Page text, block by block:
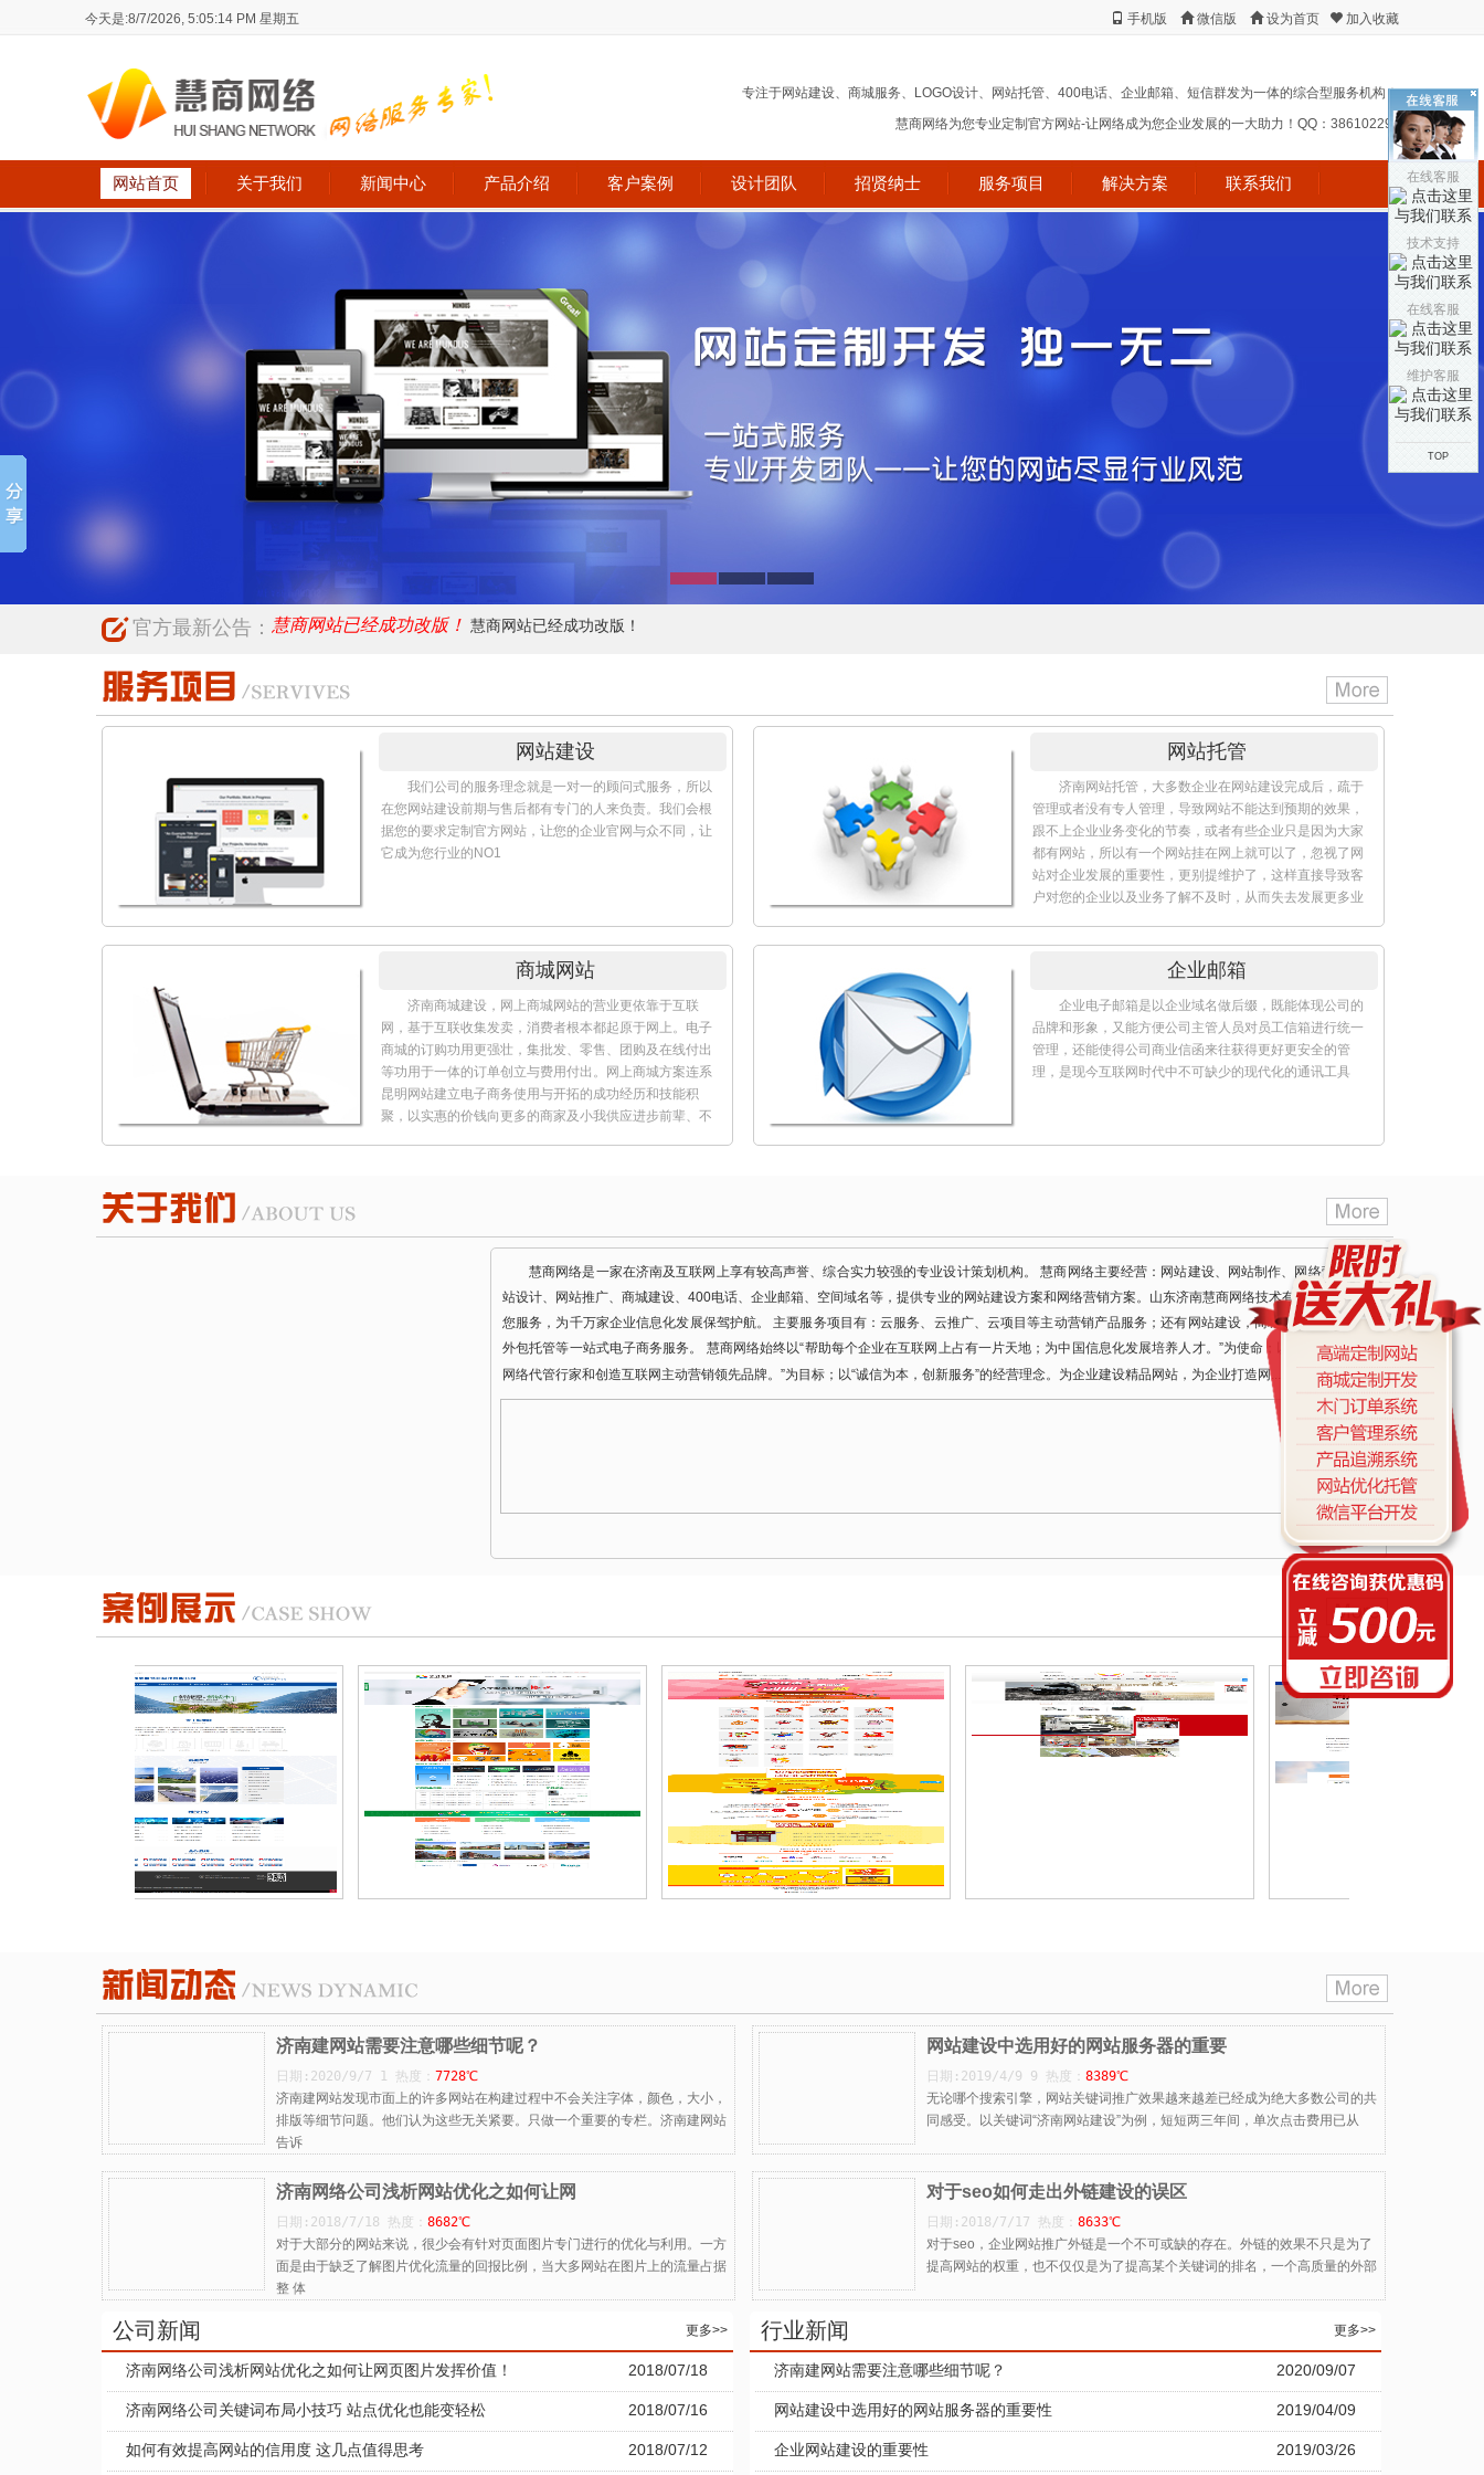
今天是:8/7/2026, 5:05:14 PM 星期五 手机版 微信版 设为首页 加入收藏
专注于网站建设、商城服务、LOGO设计、网站托管、400电话、企业邮箱、短信群发为一体的综合型服务机构！
慧商网络为您专业定制官方网站-让网络成为您企业发展的一大助力！QQ：38610229 !
网站首页 关于我们 新闻中心 产品介绍 客户案例 设计团队 招贤纳士 服务项目 解决方案 联系我们
1 3
官方最新公告：
慧商网站已经成功改版！
慧商网站已经成功改版！ 慧商网站已经成功改版！
慧商网站已经成功改版！
户对您的企业以及业务了解不及时，从而失去发展更多业
商城的订购功用更强壮，集批发、零售、团购及在线付出
等功用于一体的订单创立与费用付出。网上商城方案连系
聚，以实惠的价钱向更多的商家及小我供应进步前辈、不
企业邮箱
企业电子邮箱是以企业域名做后缀，既能体现公司的
管理，还能使得公司商业信函来往获得更好更安全的管
理，是现今互联网时代中不可缺少的现代化的通讯工具
400电话
济南400电话的优势1.提升企业形象。会让更多客户熟
知使用400的商家。2.电话不战线。特有的呼转功能，能让
您随意管理自己的电话。更加不会发生流失客户的现象。
语音导航系统会让您的客户找到想联络的人。3.带来更多客
户。400电话是企业和个人均摊付费，为客户支付了长途
费，带来更多潜在客户。4.系统的管理自己的连锁。如果各
地有连锁的话，用一个400电话作为总机，指引客户找到想
要的连锁店。5.详细的消费清单。在后台系统，您可以看到
客户档案管理系统怎么选？你好，客户资料管理对于
公司来说很重要，客户资料管理如果不恰当的话，可能会
用一款好的客户资料管理软件非常重要
域名注册
注册域名，为企业在Internet上建立信息宣传中心奠定
的公司名或商标名作为域名。
空间与主机
现在在国内做网站选择国内空间都要求先备案才能做
网站，而且按照工信部的要求是先备案再接入。一来手续
网站建设
我们公司的服务理念就是一对一的顾问式服务，所以
在您网站建设前期与售后都有专门的人来负责。我们会根
据您的要求定制官方网站，让您的企业官网与众不同，让
它成为您行业的NO1
网站托管
济南网站托管，大多数企业在网站建设完成后，疏于
管理或者没有专人管理，导致网站不能达到预期的效果，
跟不上企业业务变化的节奏，或者有些企业只是因为大家
都有网站，所以有一个网站挂在网上就可以了，忽视了网
站对企业发展的重要性，更别提维护了，这样直接导致客
户对您的企业以及业务了解不及时，从而失去发展更多业
活您的业务，选择了企业向前发展。
商城网站
济南商城建设，网上商城网站的营业更依靠于互联
网，基于互联收集发卖，消费者根本都起原于网上。电子
商城的订购功用更强壮，集批发、零售、团购及在线付出
等功用于一体的订单创立与费用付出。网上商城方案连系
昆明网站建立电子商务使用与开拓的成功经历和技能积
聚，以实惠的价钱向更多的商家及小我供应进步前辈、不
企业邮箱
企业电子邮箱是以企业域名做后缀，既能体现公司的
品牌和形象，又能方便公司主管人员对员工信箱进行统一
管理，还能使得公司商业信函来往获得更好更安全的管
理，是现今互联网时代中不可缺少的现代化的通讯工具
知使用400的商家。2.电话不战线。特有的呼转功能，能让
您随意管理自己的电话。更加不会发生流失客户的现象。
语音导航系统会让您的客户找到想联络的人。3.带来更多客
户。400电话是企业和个人均摊付费，为客户支付了长途
地有连锁的话，用一个400电话作为总机，指引客户找到想
要的连锁店。5.详细的消费清单。在后台系统，您可以看到
详细的消费记录，来电时间，来电号码，已接电话，通话
客户档案管理系统怎么选？你好，客户资料管理对于
公司来说很重要，客户资料管理如果不恰当的话，可能会
导致很多客户流失，可能会直接影响公司的效益，所以选
用一款好的客户资料管理软件非常重要
现在在国内做网站选择国内空间都要求先备案才能做
网站，而且按照工信部的要求是先备案再接入。一来手续
繁琐，二是备案时间漫长，虽然国内也有一些代理备案的
个人和公司，但是价格昂贵，一般都在200元左右， 对做
站群的朋友来说，成本非常高，所以很多站长宁愿选择海
慧商网络是一家在济南及互联网上享有较高声誉、综合实力较强的专业设计策划机构。 慧商网络主要经营：网站建设、网站制作、网络营销，网
站设计、网站推广、商城建设、400电话、企业邮箱、空间域名等，提供专业的网站建设方案和网络营销方案。山东济南慧商网络技术有限公司真诚为
您服务，为千万家企业信息化发展保驾护航。 主要服务项目有：云服务、云推广、云项目等主动营销产品服务；还有网站建设，商城开发运营，网站
外包托管等一站式电子商务服务。 慧商网络始终以“帮助每个企业在互联网上占有一片天地；为中国信息化发展培养人才。”为使命；以“做中国杰出的
网络代管行家和创造互联网主动营销领先品牌。”为目标；以“诚信为本，创新服务”的经营理念。为企业建设精品网站，为企业打造网......
[详细]
济南建网站需要注意哪些细节呢？
日期:2020/9/7 1 热度： 7728℃
济南建网站发现市面上的许多网站在构建过程中不会关注字体，颜色，大小，
排版等细节问题。他们认为这些无关紧要。只做一个重要的专栏。济南建网站
告诉
网站建设中选用好的网站服务器的重要
日期:2019/4/9 9 热度： 8389℃
无论哪个搜索引擎，网站关键词推广效果越来越差已经成为绝大多数公司的共
同感受。以关键词“济南网站建设”为例，短短两三年间，单次点击费用已从
济南网络公司浅析网站优化之如何让网
日期:2018/7/18 热度： 8682℃
对于大部分的网站来说，很少会有针对页面图片专门进行的优化与利用。一方
面是由于缺乏了解图片优化流量的回报比例，当大多网站在图片上的流量占据
整 体
对于seo如何走出外链建设的误区
日期:2018/7/17 热度： 8633℃
对于seo，企业网站推广外链是一个不可或缺的存在。外链的效果不只是为了
提高网站的权重，也不仅仅是为了提高某个关键词的排名，一个高质量的外部
公司新闻 更多>>
济南网络公司浅析网站优化之如何让网页图片发挥价值！ 2018/07/18
济南网络公司关键词布局小技巧 站点优化也能变轻松 2018/07/16
如何有效提高网站的信用度 这几点值得思考 2018/07/12
行业新闻 更多>>
济南建网站需要注意哪些细节呢？ 2020/09/07
网站建设中选用好的网站服务器的重要性 2019/04/09
企业网站建设的重要性 2019/03/26
在线客服
技术支持
在线客服
维护客服
TOP